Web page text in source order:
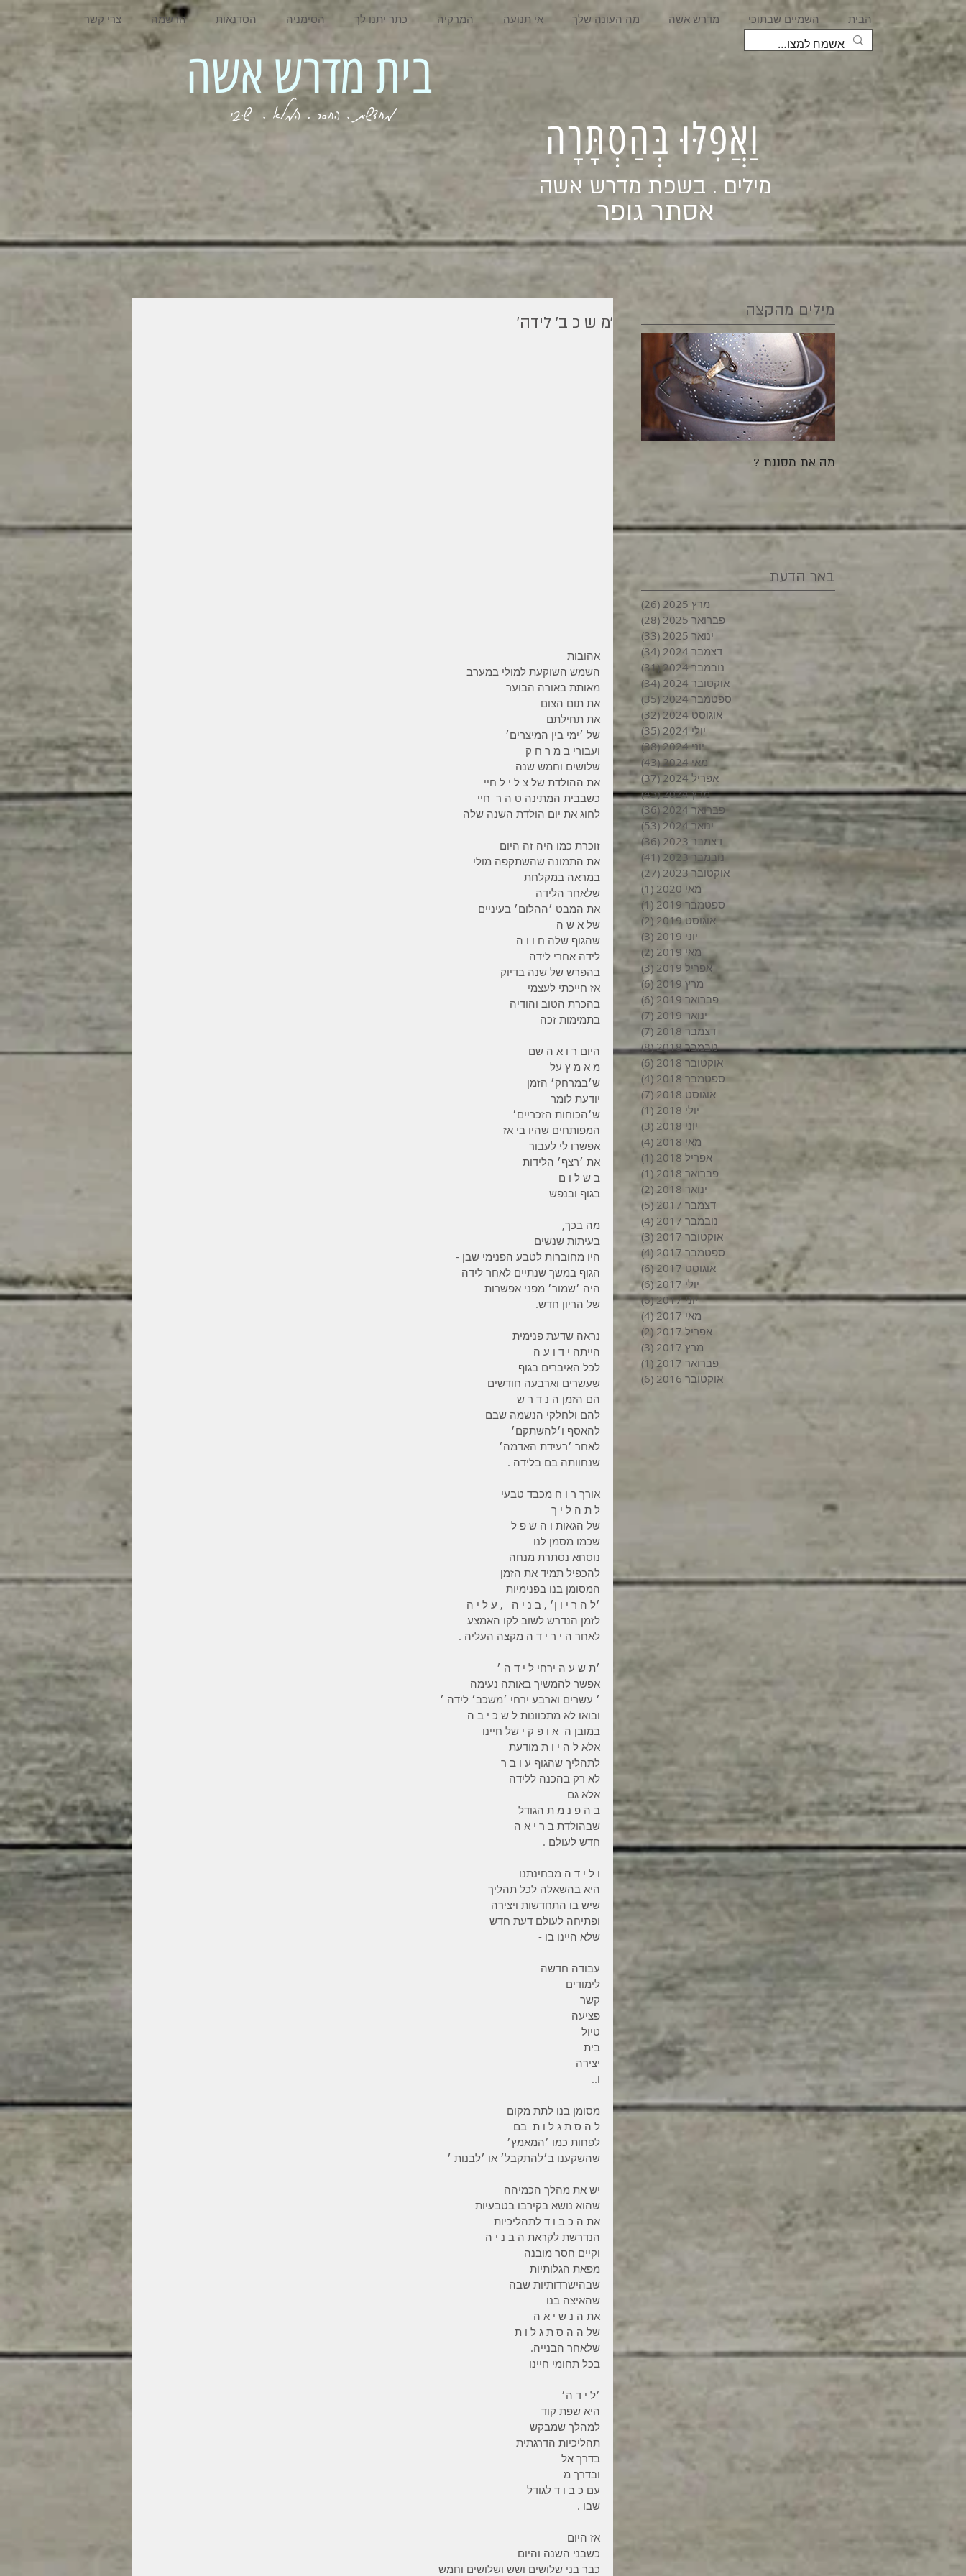
צרי קשר הרשמה הסדנאות הסימניה כתר יתנו לך המרקיה אי תנועה מה העונה שלך מדרש אשה השמיים שבתוכי הבית
מילים . בשפת מדרש אשה
אסתר גופר
וַאֲפִלּוּ בְּהַסְתָּרָה
׳מ ש כ ב׳ לידה׳
אהובות
השמש השוקעת למולי במערב
מאותת באורה הבוער
את תום הצום
את תחילתם
של ׳ימי בין המיצרים׳
ועבורי ב מ ר ח ק
שלושים וחמש שנה
את ההולדת של צ ל י ל חיי
כשבבית המתינה ט ה ר  חיי
לחוג את יום הולדת השנה שלה
זוכרת כמו היה זה היום
את התמונה שהשתקפה מולי
במראה במקלחת
שלאחר הלידה
את המבט ׳ההלום׳ בעיניים
של א ש ה
שהגוף שלה ח ו ו ה
לידה אחרי לידה
בהפרש של שנה בדיוק
אז חייכתי לעצמי
בהכרת הטוב והודיה
בתמימות זכה
היום ר ו א ה שם
מ א מ ץ על
ש׳במרחק׳ הזמן
יודעת לומר
ש׳הכוחות הזכריים׳
המפותחים שהיו בי אז
אפשרו לי לעבור
את ׳רצף׳ הלידות
ב ש ל ו ם
בגוף ובנפש
מה בכך,
בעיתות שנשים
היו מחוברות לטבע הפנימי שבן -
הגוף במשך שנתיים לאחר לידה
היה ׳שמור׳ מפני אפשרות
של הריון חדש.
נראה שדעת פנימית
הייתה י ד ו ע ה
לכל האיברים בגוף
שעשרים וארבעה חודשים
הם הזמן ה נ ד ר ש
להם ולחלקי הנשמה שבם
להאסף ו׳להשתקם׳
לאחר ׳רעידת האדמה׳
שנחוותה בם בלידה .
אורך ר ו ח מכבד טבעי
ל ת ה ל י ך
של הגאות ו ה ש פ ל
שכמו מסמן לנו
נוסחא נסתרת מנחה
להכפיל תמיד את הזמן
המסומן בנו בפנימיות
׳ל ה ר י ו ן׳ , ב נ י ה   , ע ל י ה
לזמן הנדרש לשוב לקו האמצע
לאחר ה י ר י ד ה מקצה העליה .
׳ת ש ע ה ירחי ל י ד ה ׳
אפשר להמשיך באותה נעימה
׳ עשרים וארבע ירחי ׳משכב׳ לידה ׳
ובואו לא מתכוונות ל ש כ י ב ה
במובן ה  א ו פ ק י של חיינו
אלא ל ה י ו ת מודעת
לתהליך שהגוף ע ו ב ר
לא רק בהכנה ללידה
אלא גם
ב ה פ נ מ ת הגודל
שבהולדת ב ר י א ה
חדש לעולם .
ו ל י ד ה מבחינתנו
היא בהשאלה לכל תהליך
שיש בו התחדשות ויצירה
ופתיחה לעולם דעת חדש
שלא היינו בו -
עבודה חדשה
לימודים
קשר
פציעה
טיול
בית
יצירה
ו..
מסומן בנו לתת מקום
ל ה ס ת ג ל ו ת  בם
לפחות כמו ׳המאמץ׳
שהשקענו ב׳להתקבל׳ או ׳לבנות ׳
יש את מהלך הכמיהה
שהוא נושא בקירבו בטבעיות
את ה כ ב ו ד לתהליכיות
הנדרשת לקראת ה ב נ י ה
וקיים חסר מובנה
מפאת הגלותיות
שבהישרדותיות שבה
שהאיצה בנו
את ה נ ש י א ה
של ה ה ס ת ג ל ו ת
שלאחר הבנייה.
בכל תחומי חיינו
׳ל י ד ה׳
היא שפת קוד
למהלך שמבקש
תהליכיות הדרגתית
בדרך אל
ובדרך מ
עם כ ב ו ד לגודל
שבו .
אז היום
כשבני השנה והיום
כבר בני שלושים ושש ושלושים וחמש
מילים מהקצה
מה את מסננת ?
באר הדעת
מרץ 2025 (26)
פברואר 2025
(28)
ינואר 2025
(33)
דצמבר 2024
(34)
נובמבר 2024
(31)
אוקטובר 2024
(34)
ספטמבר 2024
(35)
אוגוסט 2024
(32)
יולי 2024
(35)
35 פוסטים
יוני 2024
(38)
38 פוסטים
מאי 2024
(43)
43 פוסטים
אפריל 2024
(37)
37 פוסטים
מרץ 2024
(45)
45 פוסטים
פברואר 2024
(36)
36 פוסטים
ינואר 2024
(53)
דצמבר 2023
(36)
36 פוסטים
נובמבר 2023
(41)
אוקטובר 2023
(27)
מאי 2020
(1)
ספטמבר 2019
(1)
אוגוסט 2019
(2)
יוני 2019
(3)
מאי 2019
(2)
2 פוסטים
אפריל 2019
(3)
מרץ 2019
(6)
6 פוסטים
פברואר 2019
(6)
ינואר 2019
(7)
דצמבר 2018
(7)
נובמבר 2018
(8)
8 פוסטים
אוקטובר 2018
(6)
ספטמבר 2018
(4)
אוגוסט 2018
(7)
יולי 2018
(1)
יוני 2018
(3)
מאי 2018
(4)
אפריל 2018
(1)
פברואר 2018
(1)
ינואר 2018
(2)
דצמבר 2017
(5)
נובמבר 2017
(4)
אוקטובר 2017
(3)
ספטמבר 2017
(4)
אוגוסט 2017
(6)
יולי 2017
(6)
6 פוסטים
יוני 2017
(6)
6 פוסטים
מאי 2017
(4)
4 פוסטים
אפריל 2017
(2)
מרץ 2017
(3)
פברואר 2017
(1)
אוקטובר 2016
(6)
מחדשת . החסר . המלא . שבי